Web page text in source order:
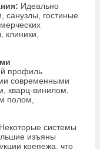
Идеально
санузлы, гостиные
профиль
современными
кварц-винилом,
полом,
Некоторые системы
изъяны
крепежа, что